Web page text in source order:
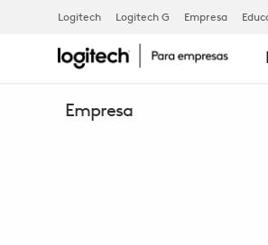
Logitech Logitech G Empresa
Empresa